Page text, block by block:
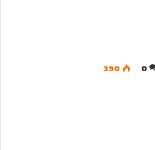
0
390